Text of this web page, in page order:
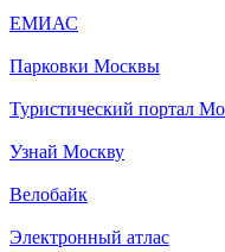
ЕМИАС
Парковки Москвы
Туристический портал
Узнай Москву
Велобайк
Электронный атлас